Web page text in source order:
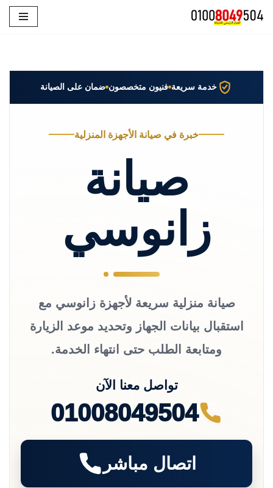
خدمة سريعة فنيون متخصصون ضمان على الصيانة
خبرة في صيانة الأجهزة المنزلية
صيانة
زانوسي
صيانة منزلية سريعة لأجهزة زانوسي مع
استقبال بيانات الجهاز وتحديد موعد الزيارة
ومتابعة الطلب حتى انتهاء الخدمة.
تواصل معنا الآن
01008049504
اتصال مباشر